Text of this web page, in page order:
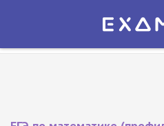
Экзамер — ЕГЭ 2027